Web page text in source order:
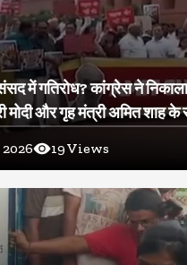
में गतिरोध? कांग्रेस ने निकाला
मोदी और गृह मंत्री अमित शाह
19Views